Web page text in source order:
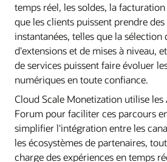
temps réel, les soldes, la
que les clients puissent prendre
instantanées, telles que la sélection
d'extensions et de mises à niveau,
de services puissent faire évoluer
numériques en toute confiance.
Cloud Scale Monetization utilise
Forum pour faciliter ces parcours
simplifier l'intégration entre les
les écosystèmes de partenaires,
charge des expériences en temps